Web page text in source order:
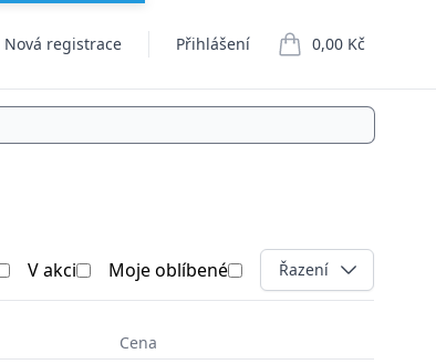
Nová registrace Přihlášení 0,00 Kč
položek v košíku
V akci Moje oblíbené Open options
Řazení
Cena